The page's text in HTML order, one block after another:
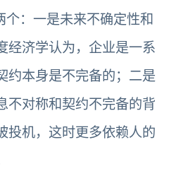
：一是未来不确定性和
经济学认为，企业是一系
约本身是不完备的；二是
不对称和契约不完备的背
投机，这时更多依赖人的